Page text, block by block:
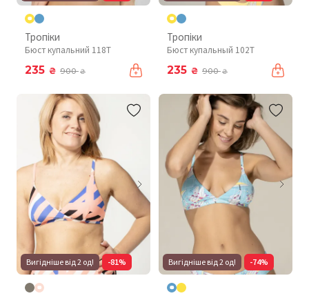
Тропіки
Бюст купальний 118T
235 ₴ 900₴
Тропіки
Бюст купальный 102T
235 ₴ 900₴
Вигідніше від 2 од! -81% Вигідніше від 2 од! -74%